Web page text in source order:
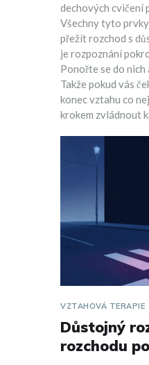
dechových cvičení
Všechny tyto
přežít rozchod s
je rozpoznání
Ponořte se do
Takže pokud vás
konec vztahu co
krokem zvládnout
VZTAHOVÁ TERAPIE
Důstojný
rozchodu